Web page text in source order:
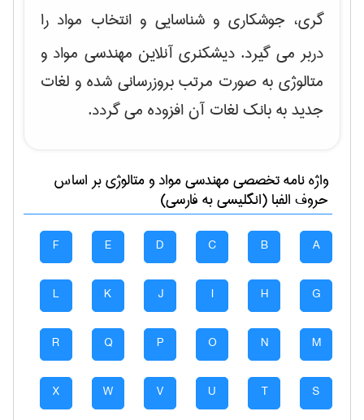
گری، جوشکاری و شناسایی و انتخاب مواد را
دربر می گیرد. دیشکنری آنلاین مهندسی مواد و
متالوژی به صورت مرتب بروزرسانی شده و لغات
جدید به بانک لغات آن افزوده می گردد.
واژه نامه تخصصیمهندسی مواد و متالوژیبر اساس
حروف الفبا (انگلیسی به فارسی)
A
B
C
D
E
F
G
H
I
J
K
L
M
N
O
P
Q
R
S
T
U
V
W
X